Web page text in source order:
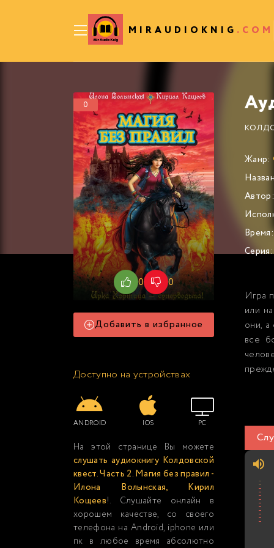
MIRAUDIOKNIG .COM
0
0 0
Добавить в избранное
Доступно на устройствах
ANDROID IOS PC
На этой странице Вы можете
слушать аудиокнигу Колдовской
квест. Часть 2. Магия без правил -
Илона Волынская, Кирил
Кощеев!. Слушайте онлайн в
хорошем качестве, со своего
телефона на Android, iphone или
пк в любое время абсолютно
Жанр:
Автор:
Время:
Серия:
Игра
или
они,
все